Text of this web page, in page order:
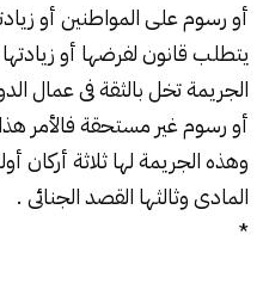
أو رسوم على المواطنين أو
يتطلب قانون لفرضها أو
الجريمة تخل بالثقة فى عمال
أو رسوم غير مستحقة فالأمر
وهذه الجريمة لها ثلاثة أركان
المادى وثالثها القصد الجنائى .
*